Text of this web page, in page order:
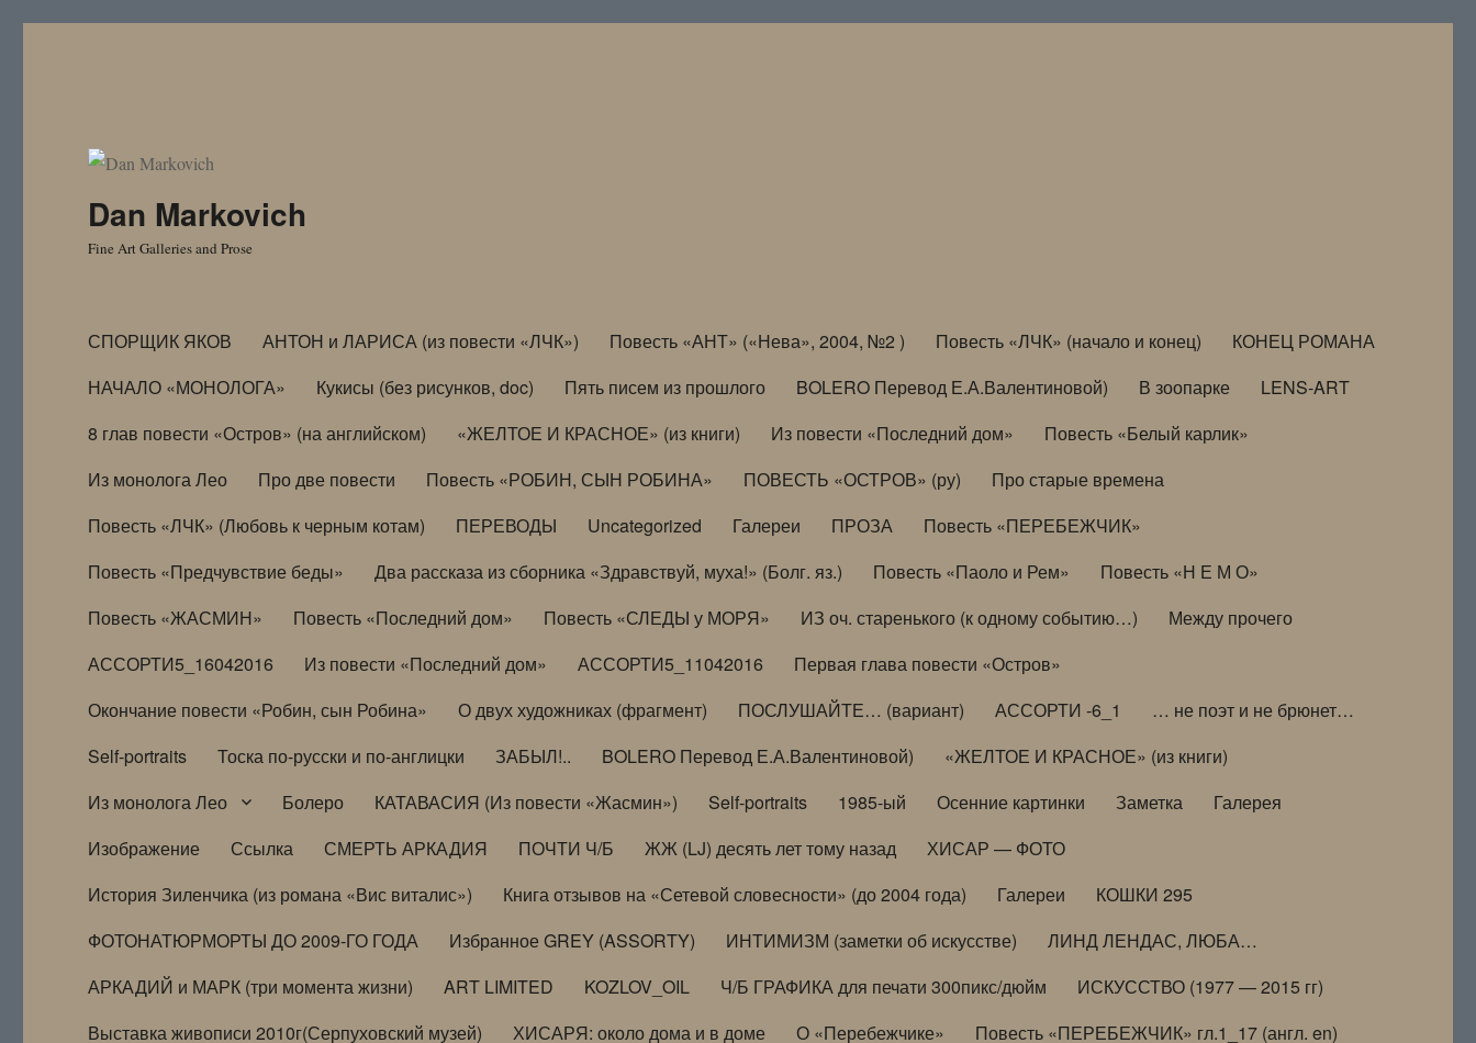
Dan Markovich
Fine Art Galleries and Prose
СПОРЩИК ЯКОВ АНТОН и ЛАРИСА (из повести «ЛЧК») Повесть «АНТ» («Нева», 2004, №2 ) Повесть «ЛЧК» (начало и конец)
КОНЕЦ РОМАНА
НАЧАЛО «МОНОЛОГА»
Кукисы (без рисунков, doc) Пять писем из прошлого BOLERO Перевод Е.А.Валентиновой) В зоопарке
LENS-ART
8 глав повести «Остров» (на английском)
«ЖЕЛТОЕ И КРАСНОЕ» (из книги) Из повести «Последний дом»
Повесть «Белый карлик»
Из монолога Лео
Про две повести Повесть «РОБИН, СЫН РОБИНА» ПОВЕСТЬ «ОСТРОВ» (ру)
Про старые времена
Повесть «ЛЧК» (Любовь к черным котам)
ПЕРЕВОДЫ Uncategorized Галереи ПРОЗА
Повесть «ПЕРЕБЕЖЧИК»
Повесть «Предчувствие беды»
Два рассказа из сборника «Здравствуй, муха!» (Болг. яз.) Повесть «Паоло и Рем»
Повесть «Н Е М О»
Повесть «ЖАСМИН»
Повесть «Последний дом» Повесть «СЛЕДЫ у МОРЯ» ИЗ оч. старенького (к одному событию…)
Между прочего
АССОРТИ5_16042016
Из повести «Последний дом» АССОРТИ5_11042016
Первая глава повести «Остров»
Окончание повести «Робин, сын Робина»
О двух художниках (фрагмент) ПОСЛУШАЙТЕ… (вариант) АССОРТИ -6_1
… не поэт и не брюнет…
Self-portraits
Тоска по-русски и по-англицки ЗАБЫЛ!.. BOLERO Перевод Е.А.Валентиновой)
«ЖЕЛТОЕ И КРАСНОЕ» (из книги)
Из монолога Лео
Болеро КАТАВАСИЯ (Из повести «Жасмин») Self-portraits 1985-ый Осенние картинки Заметка
Галерея
Изображение
Ссылка СМЕРТЬ АРКАДИЯ ПОЧТИ Ч/Б ЖЖ (LJ) десять лет тому назад
ХИСАР — ФОТО
История Зиленчика (из романа «Вис виталис»)
Книга отзывов на «Сетевой словесности» (до 2004 года) Галереи
КОШКИ 295
ФОТОНАТЮРМОРТЫ ДО 2009-ГО ГОДА
Избранное GREY (ASSORTY) ИНТИМИЗМ (заметки об искусстве)
ЛИНД ЛЕНДАС, ЛЮБА…
АРКАДИЙ и МАРК (три момента жизни)
ART LIMITED KOZLOV_OIL Ч/Б ГРАФИКА для печати 300пикс/дюйм
ИСКУССТВО (1977 — 2015 гг)
Выставка живописи 2010г(Серпуховский музей)
ХИСАРЯ: около дома и в доме О «Перебежчике»
Повесть «ПЕРЕБЕЖЧИК» гл.1_17 (англ. en)